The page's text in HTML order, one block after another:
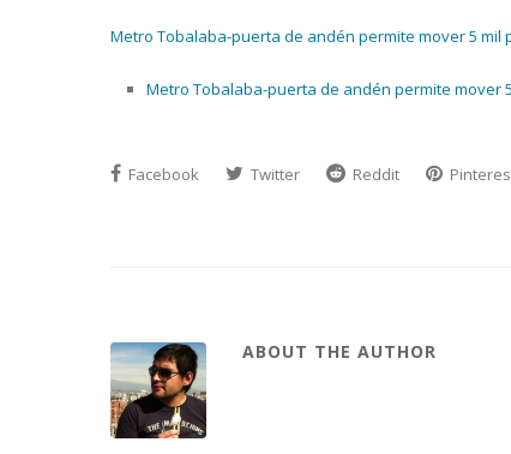
Metro Tobalaba-puerta de andén permite mover 5 mil
Metro Tobalaba-puerta de andén permite mover
Facebook Twitter Reddit
ABOUT THE AUTHOR